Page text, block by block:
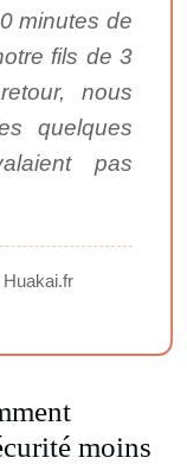
minutes de
fils de 3
nous
quelques
pas
Huakai.fr
moins